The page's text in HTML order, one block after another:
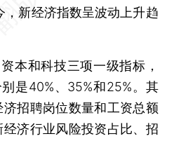
新经济指数呈波动上升趋
和科技三项一级指标，
是40%、35%和25%。其
招聘岗位数量和工资总额
济行业风险投资占比、招